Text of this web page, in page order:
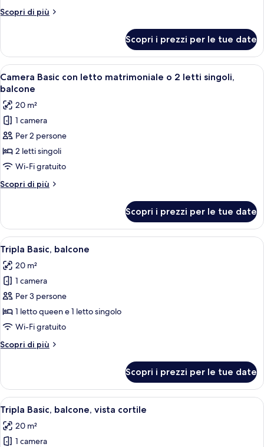
mare
Scopri di più
Altri
Basic,
balcone,
vista
mare
Scopri i prezzi per le tue date
Apri
tutte
le
foto
per
Camera
Basic
con
letto
matrimoniale
2
letti
singoli,
balcone
Una camera d'albergo con due letti,
6
Camera Basic con letto matrimoniale o 2 letti singoli,
balcone
20 m²
1 camera
Per 2 persone
2 letti singoli
Wi-Fi gratuito
Scopri di più
Altri
Basic
con
letto
matrimoniale
o
2
letti
singoli,
balcone
Scopri i prezzi per le tue date
Apri
tutte
le
foto
per
Tripla
Basic,
Camera d'albergo con due letti, una
6
Tripla Basic, balcone
20 m²
1 camera
Per 3 persone
1 letto queen e 1 letto singolo
Wi-Fi gratuito
Scopri di più
Altri
Basic,
balcone
Scopri i prezzi per le tue date
Apri
tutte
le
foto
Camera d'albergo con due letti, una
6
Tripla Basic, balcone, vista cortile
20 m²
1 camera